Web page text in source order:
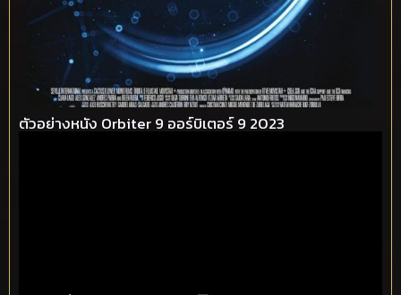
ตัวอย่างหนัง Orbiter 9 ออร์บิเตอร์ 9 2023